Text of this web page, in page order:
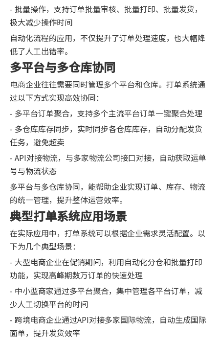
- 批量操作，支持订单批量审核、批量打印、批量发货，
极大减少操作时间
自动化流程的应用，不仅提升了订单处理速度，也大幅降
低了人工出错率。
多平台与多仓库协同
电商企业往往需要同时管理多个平台和仓库。打单系统通
过以下方式实现高效协同：
- 多平台订单聚合，支持多个主流平台订单一键聚合处理
- 多仓库库存同步，实时同步各仓库库存，自动分配发货
任务，避免超卖
- API对接物流，与多家物流公司接口对接，自动获取运单
号与物流状态
多平台与多仓库协同，能帮助企业实现订单、库存、物流
的统一管理，提升整体运营效率。
典型打单系统应用场景
在实际应用中，打单系统可以根据企业需求灵活配置。以
下为几个典型场景：
- 大型电商企业在促销期间，利用自动化分仓和批量打印
功能，实现高峰期数万订单的快速处理
- 中小型商家通过多平台聚合，集中管理各平台订单，减
少人工切换平台的时间
- 跨境电商企业通过API对接多家国际物流，自动生成国际
面单，提升发货效率